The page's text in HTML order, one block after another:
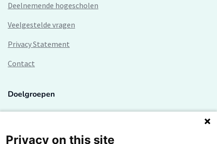
Deelnemende hogescholen
Veelgestelde vragen
Privacy Statement
Contact
Doelgroepen
Lectoren en onderzoekers
Privacy on this site